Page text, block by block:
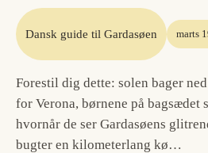
Dansk guide til Gardasøen marts
Forestil dig dette: solen bager
for Verona, børnene på bagsædet
hvornår de ser Gardasøens
bugter en kilometerlang kø…